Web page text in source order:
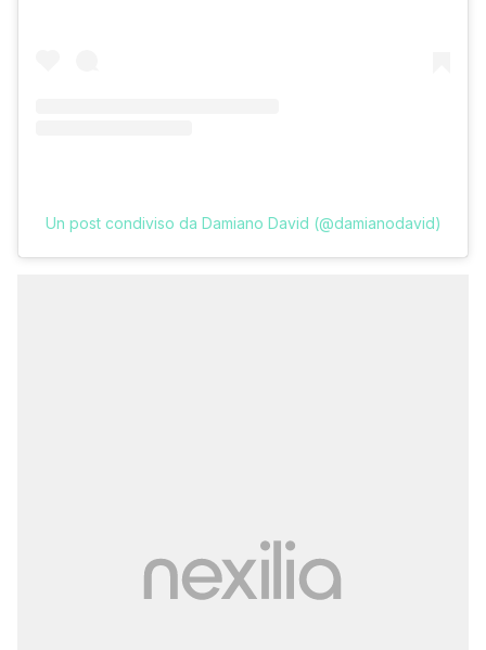
Un post condiviso da Damiano David (@damianodavid)